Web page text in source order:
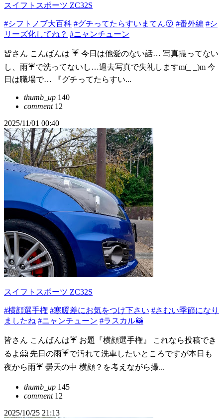
スイフトスポーツ ZC32S
#シフトノブ大百科 #グチってたらすいまてん😗 #番外編 #シ
リーズ化してね？ #ニャンチューン
皆さん こんばんは ☔ 今日は他愛のない話… 写真撮ってない
し、雨☔で洗ってないし…過去写真で失礼しますm(_ _)m 今
日は職場で… 『グチってたらすい...
thumb_up 140
comment12
2025/11/01 00:40
スイフトスポーツ ZC32S
#横顔選手権 #寒暖差にお気をつけ下さい #さむい季節になり
ましたね #ニャンチューン #ラスカル🦝
皆さん こんばんは☔ お題『横顔選手権』 これなら投稿でき
るよ🤗 先日の雨☔で汚れて洗車したいところですが本日も
夜から雨☔ 曇天の中 横顔？を考えながら撮...
thumb_up 145
comment12
2025/10/25 21:13